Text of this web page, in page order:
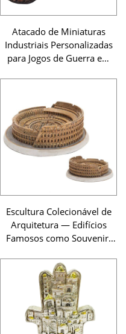
Atacado de Miniaturas
Industriais Personalizadas
para Jogos de Guerra em
Estéreo e Modelo em
Resina de Poço de Resíduos
Tóxicos
Escultura Colecionável de
Arquitetura — Edifícios
Famosos como Souvenir:
Miniatura em Resina de
Marco Histórico